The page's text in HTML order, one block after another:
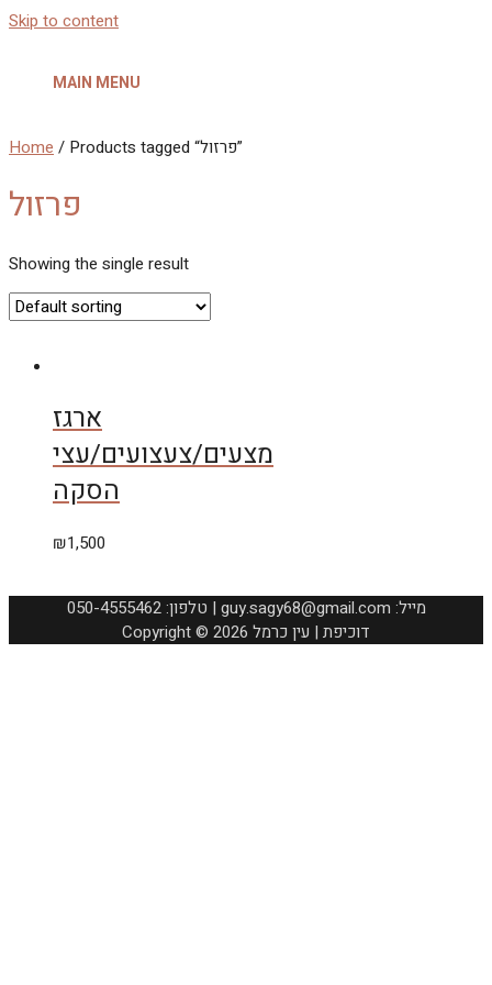
Skip to content
MAIN MENU
Home / Products tagged “פרזול”
פרזול
Showing the single result
ארגז
מצעים/צעצועים/עצי
הסקה
₪1,500
050-4555462 :טלפון | guy.sagy68@gmail.com :מייל
Copyright © 2026 דוכיפת | עין כרמל